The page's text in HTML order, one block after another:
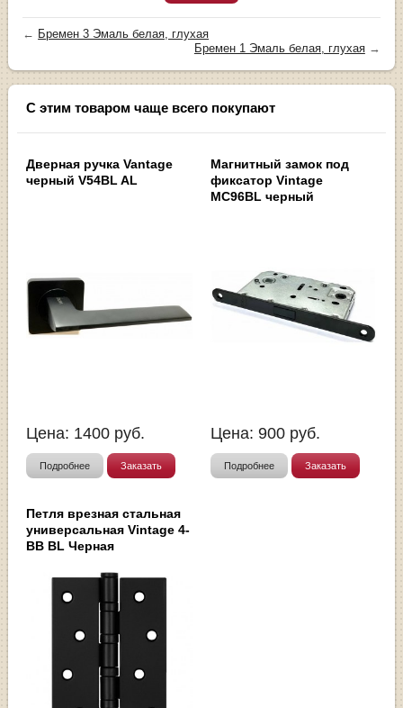
← Бремен 3 Эмаль белая, глухая
Бремен 1 Эмаль белая, глухая→
С этим товаром чаще всего покупают
Дверная ручка Vantage
черный V54BL AL
Цена: 1400 руб.
Подробнее Заказать
Магнитный замок под
фиксатор Vintage
MC96BL черный
Цена: 900 руб.
Подробнее Заказать
Петля врезная стальная
универсальная Vintage 4-
BB BL Черная